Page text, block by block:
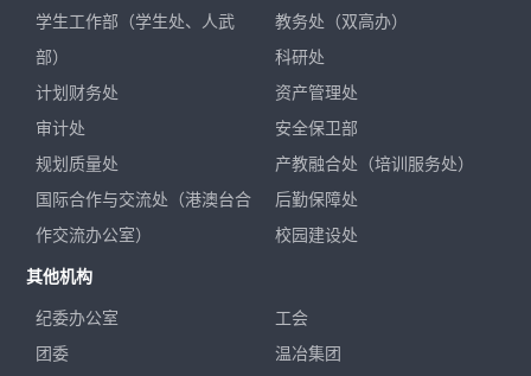
学生工作部（学生处、人武
部）
教务处（双高办）
科研处
计划财务处
资产管理处
审计处
安全保卫部
规划质量处
产教融合处（培训服务处）
国际合作与交流处（港澳台合
作交流办公室）
后勤保障处
校园建设处
其他机构
纪委办公室
工会
团委
温冶集团